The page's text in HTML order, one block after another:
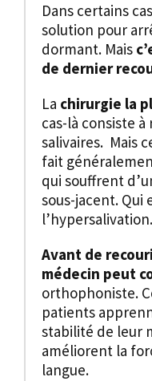
Dans certains
solution pour
dormant. Mais
de dernier
La chirurgie la
cas-là consiste
salivaires. Mais
fait
qui souffrent
sous-jacent. Qui
l’hypersalivation.
Avant de
médecin peut
orthophoniste.
patients
stabilité de leur
améliorent la
langue.